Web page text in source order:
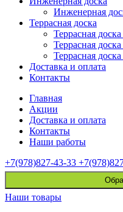
Инженерная
Террасная доска
Террасная
Террасная
Террасная
Доставка и оплата
Контакты
Главная
Акции
Доставка и оплата
Контакты
Наши работы
+7(978)827-43-33
Наши товары